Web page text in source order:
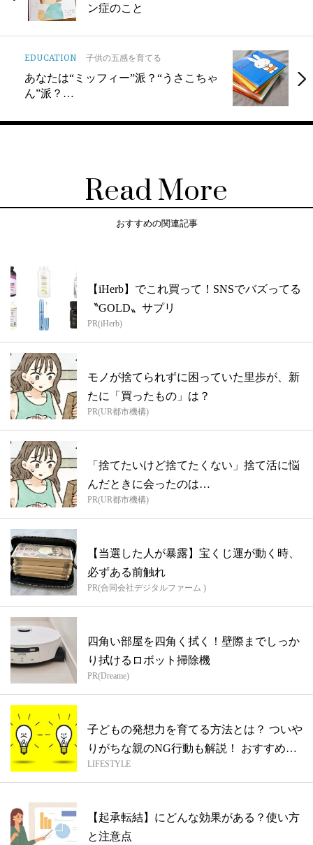
ン症のこと
EDUCATION 子供の五感を育てる
あなたは“ミッフィー”派？“うさこちゃ
ん”派？…
Read More
おすすめの関連記事
【iHerb】でこれ買って！SNSでバズってる
〝GOLD〟サプリ
PR(iHerb)
モノが捨てられずに困っていた里歩が、新
たに「買ったもの」は？
PR(UR都市機構)
「捨てたいけど捨てたくない」捨て活に悩
んだときに会ったのは…
PR(UR都市機構)
【当選した人が暴露】宝くじ運が動く時、
必ずある前触れ
PR(合同会社デジタルファーム )
四角い部屋を四角く拭く！壁際までしっか
り拭けるロボット掃除機
PR(Dreame)
子どもの発想力を育てる方法とは？ ついや
りがちな親のNG行動も解説！ おすすめ
本...
LIFESTYLE
【起承転結】にどんな効果がある？使い方
と注意点